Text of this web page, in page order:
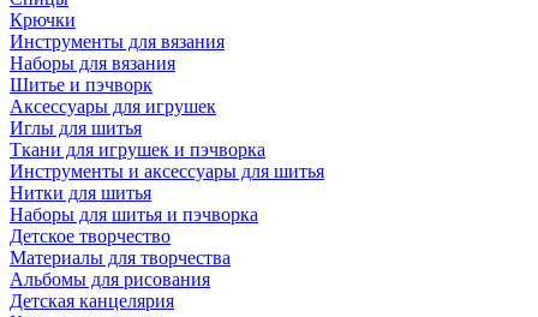
Крючки
Инструменты для вязания
Наборы для вязания
Шитье и пэчворк
Аксессуары для игрушек
Иглы для шитья
Ткани для игрушек и пэчворка
Инструменты и аксессуары для шитья
Нитки для шитья
Наборы для шитья и пэчворка
Детское творчество
Материалы для творчества
Альбомы для рисования
Детская канцелярия